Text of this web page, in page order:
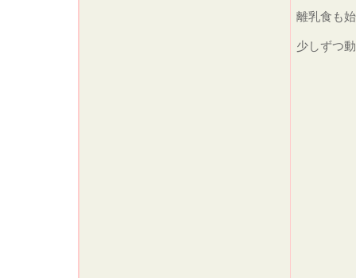
離乳食も
少しずつ